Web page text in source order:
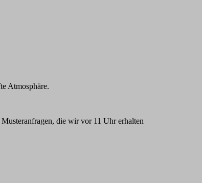
Atmosphäre.
die wir vor 11 Uhr erhalten